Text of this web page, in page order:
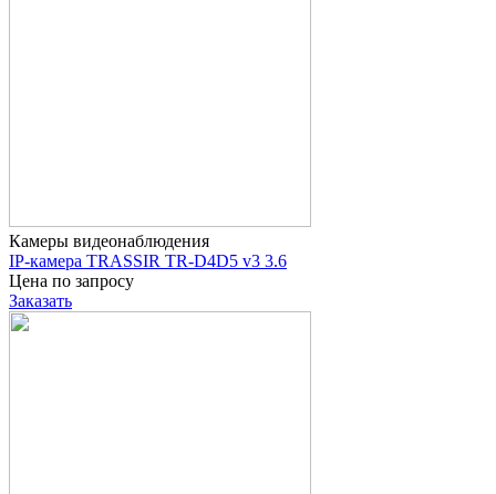
Камеры видеонаблюдения
IP-камера TRASSIR TR-D4D5 v3 3.6
Цена по запросу
Заказать